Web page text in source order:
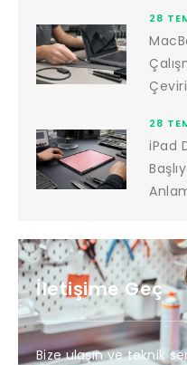
28
28
iPad
İletişime Geç
Bize ulaşın ve teknik